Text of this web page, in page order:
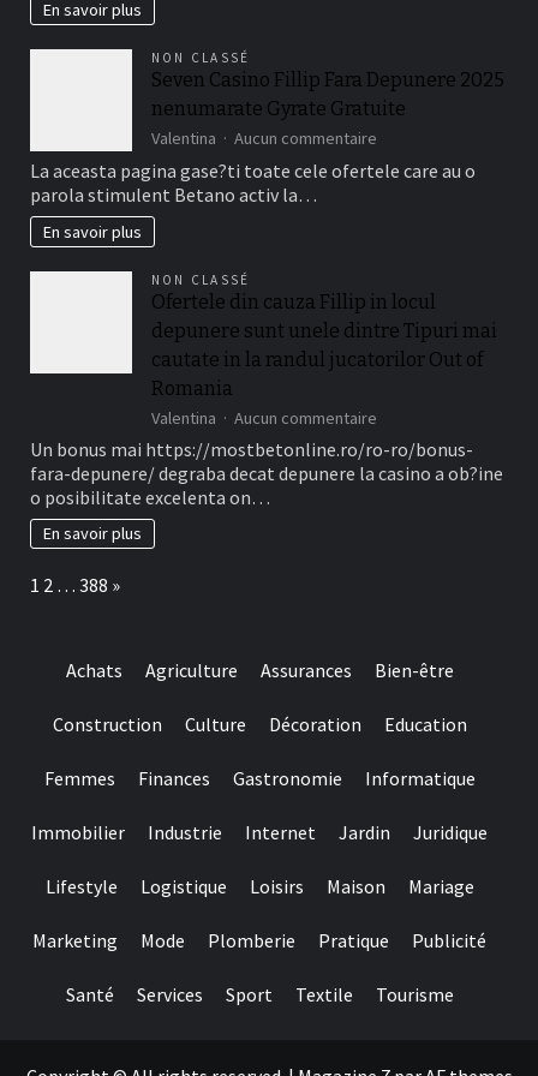
perioada
de
timp
(de
?
i
treizeci
Perioada)
En savoir plus
NON CLASSÉ
Seven Casino Fillip Fara Depunere 2025
nenumarate Gyrate Gratuite
Valentina Aucun commentaire
Casino
nenumarate
Gyrate
Gratuite
La aceasta pagina gase?ti toate cele ofertele care au o
parola stimulent Betano activ la…
En savoir plus
NON CLASSÉ
Ofertele din cauza Fillip in locul
depunere sunt unele dintre Tipuri mai
cautate in la randul jucatorilor Out of
Romania
Valentina Aucun commentaire
Ofertele
din
cauza
mai
in
jucatorilor
of
Un bonus mai https://mostbetonline.ro/ro-ro/bonus-
fara-depunere/ degraba decat depunere la casino a ob?ine
o posibilitate excelenta on…
En savoir plus
Page:
1 2 … 388 Next
»
Achats Agriculture Assurances Bien-être
Construction Culture Décoration Education
Femmes Finances Gastronomie Informatique
Immobilier Industrie Internet Jardin Juridique
Lifestyle Logistique Loisirs Maison Mariage
Marketing Mode Plomberie Pratique Publicité
Santé Services Sport Textile Tourisme